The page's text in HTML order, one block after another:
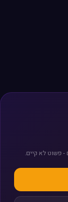
- פשוט לא קיים.